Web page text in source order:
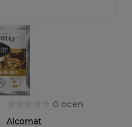
0 ocen
Alcomat